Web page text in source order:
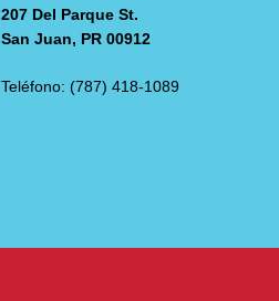
207 Del Parque St.
San Juan, PR 00912
Teléfono: (787) 418-1089